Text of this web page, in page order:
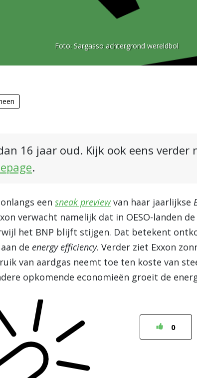
Foto: Sargasso achtergrond wereldbol
16 jaar oud. Kijk ook eens
.
een sneak previewvan haar jaarlijkse
verwacht namelijk dat in OESO-landen
het BNP blijft stijgen. Dat betekent
de energy efficiency. Verder ziet Exxon
van aardgas neemt toe ten koste van
opkomende economieën groeit de
0